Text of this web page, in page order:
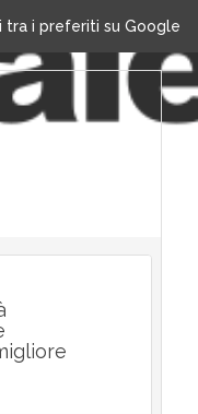
tra i preferiti su Google